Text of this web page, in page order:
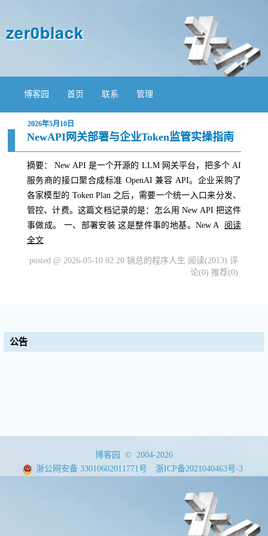
zer0black
博客园 首页 联系 管理
2026年5月10日
NewAPI网关部署与企业Token监管实操指南
摘要： New API 是一个开源的 LLM 网关平台，把多个 AI
服务商的接口聚合成标准 OpenAI 兼容 API。企业采购了
各家模型的 Token Plan 之后，需要一个统一入口来分发、
管控、计费。这篇文档记录的是：怎么用 New API 把这件
事做成。 一、部署安装 这是整件事的地基。New A
阅读
全文
posted @ 2026-05-10 02:20 锅总的程序人生 阅读(2013) 评
论(0) 推荐(0)
公告
博客园
© 2004-2026
浙公网安备 33010602011771号
浙ICP备2021040463号-3